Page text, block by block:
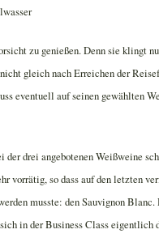
zu genießen. Denn sie klingt
gleich nach Erreichen der
eventuell auf seinen gewählten
drei angebotenen Weißweine
vorrätig, so dass auf den letzten
musste: den Sauvignon Blanc.
in der Business Class eigentlich